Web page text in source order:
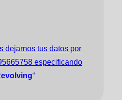
dejarnos tus datos por
especificando
“